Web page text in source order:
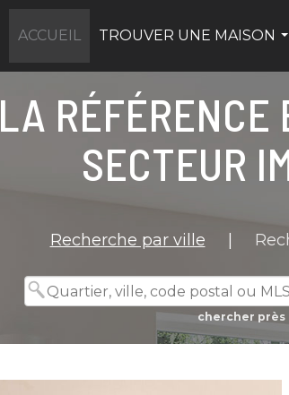
ACCUEIL
TROUVER UNE MAISON
LA RÉFÉRENCE
SECTEUR
Recherche par ville
chercher près